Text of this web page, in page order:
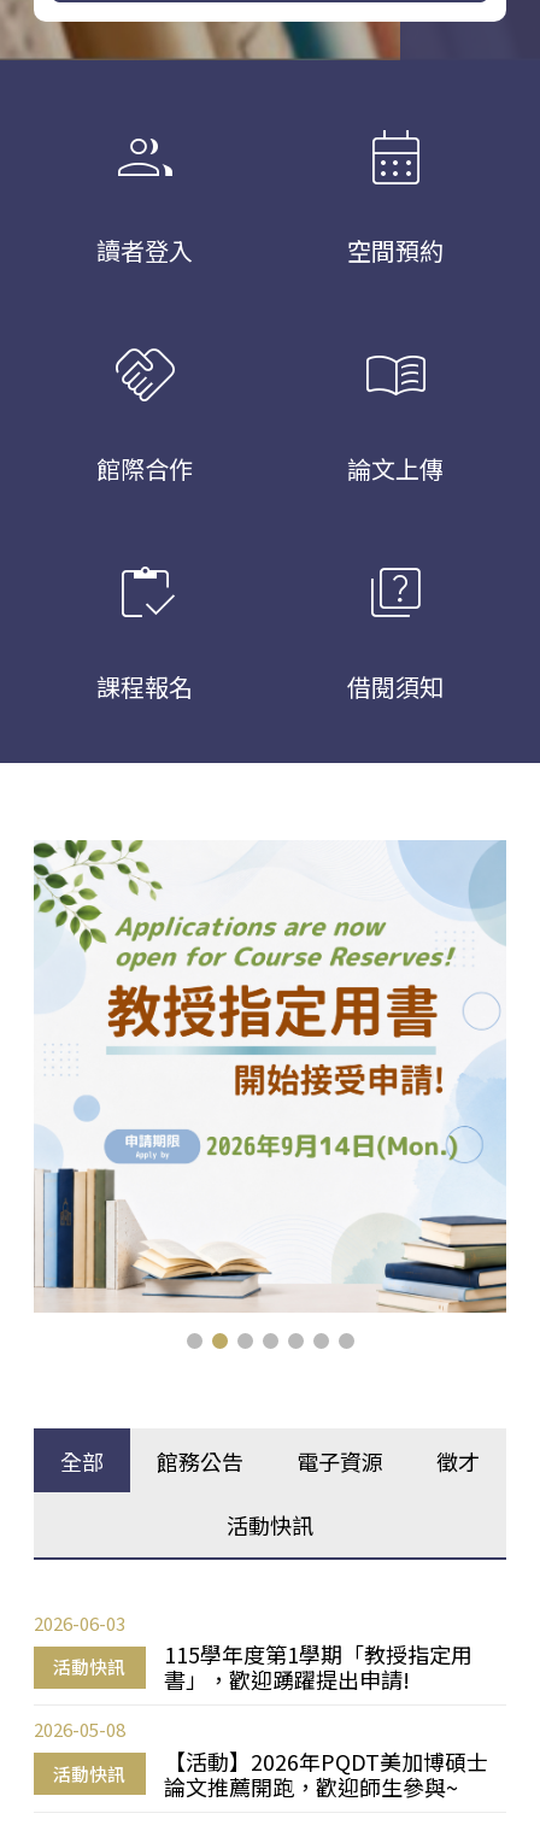
group
讀者登入
calendar_month
空間預約
handshake
館際合作
menu_book
論文上傳
inventory
課程報名
quiz
借閱須知
全部 館務公告 電子資源 徵才
活動快訊
活動快訊
115學年度第1學期「教授指定用
書」，歡迎踴躍提出申請!
2026-06-03
活動快訊
【活動】2026年PQDT美加博碩士
論文推薦開跑，歡迎師生參與~
2026-05-08